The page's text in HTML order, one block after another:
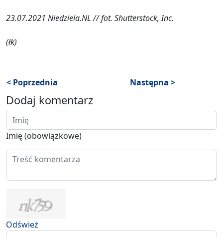
23.07.2021 Niedziela.NL // fot. Shutterstock, Inc.
(łk)
< Poprzednia Następna >
Dodaj komentarz
Imię (obowiązkowe)
Odśwież